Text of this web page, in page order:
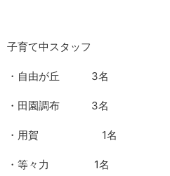
子育て中スタッフ
・自由が丘 3名
・田園調布 3名
・用賀 1名
・等々力 1名